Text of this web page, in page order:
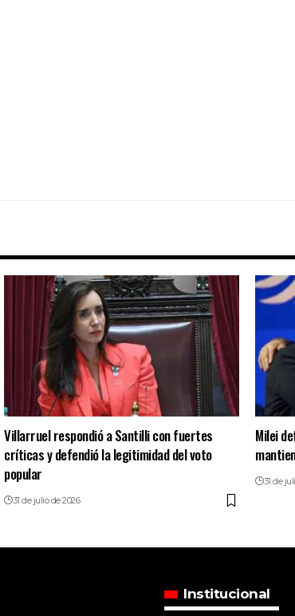
Villarruel respondió a Santilli con fuertes
críticas y defendió la legitimidad del voto
popular
31 de julio de 2026
Milei
31 de
Institucional